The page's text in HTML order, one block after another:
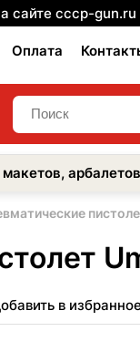
сайте cccp-
Оплата
в избранное